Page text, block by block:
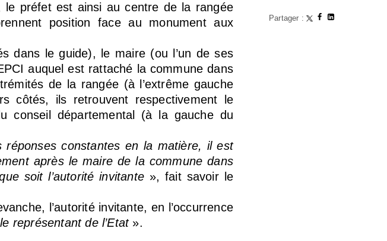
le préfet est ainsi au centre de la rangée
position face au monument aux
dans le guide), le maire (ou l’un de ses
auquel est rattaché la commune dans
de la rangée (à l’extrême gauche
côtés, ils retrouvent respectivement le
conseil départemental (à la gauche du
constantes en la matière, il est
après le maire de la commune dans
soit l’autorité invitante», fait savoir le
l’autorité invitante, en l’occurrence
représentant de l’Etat».
Partager :